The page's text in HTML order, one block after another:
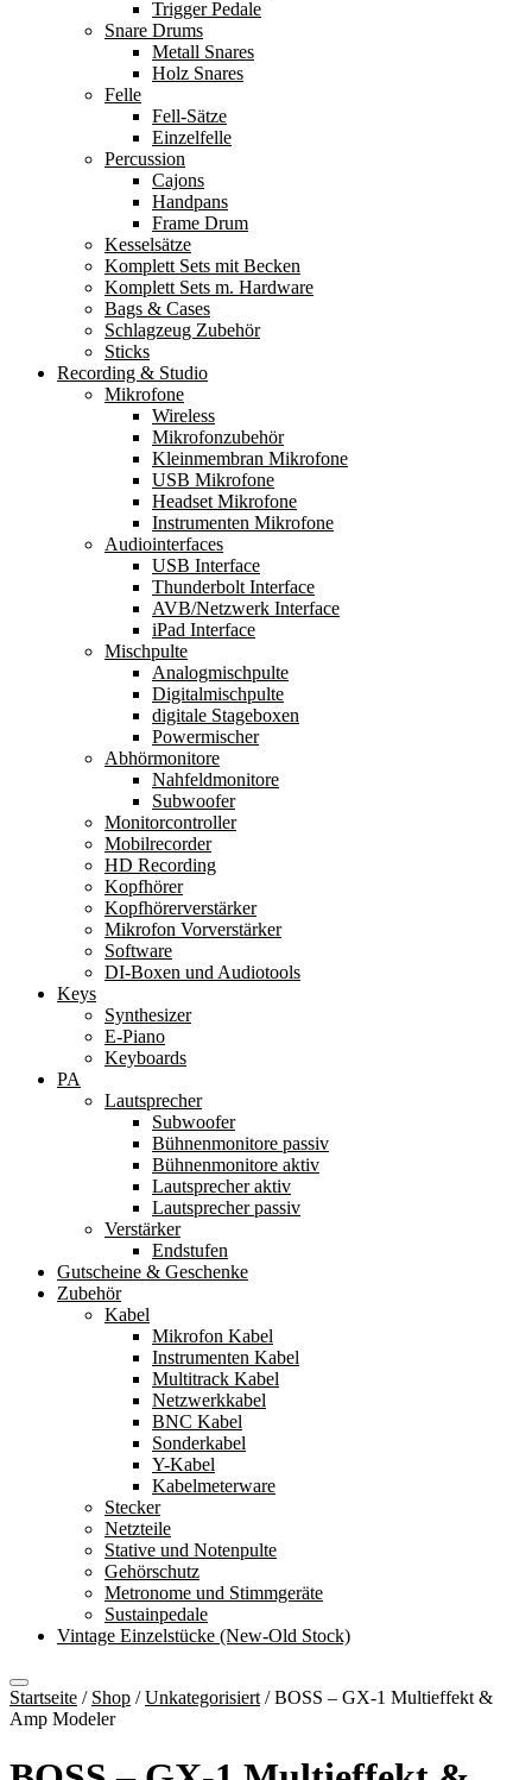
Trigger Pedale
Snare Drums
Metall Snares
Holz Snares
Felle
Fell-Sätze
Einzelfelle
Percussion
Cajons
Handpans
Frame Drum
Kesselsätze
Komplett Sets mit Becken
Komplett Sets m. Hardware
Bags & Cases
Schlagzeug Zubehör
Sticks
Recording & Studio
Mikrofone
Wireless
Mikrofonzubehör
Kleinmembran Mikrofone
USB Mikrofone
Headset Mikrofone
Instrumenten Mikrofone
Audiointerfaces
USB Interface
Thunderbolt Interface
AVB/Netzwerk Interface
iPad Interface
Mischpulte
Analogmischpulte
Digitalmischpulte
digitale Stageboxen
Powermischer
Abhörmonitore
Nahfeldmonitore
Subwoofer
Monitorcontroller
Mobilrecorder
HD Recording
Kopfhörer
Kopfhörerverstärker
Mikrofon Vorverstärker
Software
DI-Boxen und Audiotools
Keys
Synthesizer
E-Piano
Keyboards
PA
Lautsprecher
Subwoofer
Bühnenmonitore passiv
Bühnenmonitore aktiv
Lautsprecher aktiv
Lautsprecher passiv
Verstärker
Endstufen
Gutscheine & Geschenke
Zubehör
Kabel
Mikrofon Kabel
Instrumenten Kabel
Multitrack Kabel
Netzwerkkabel
BNC Kabel
Sonderkabel
Y-Kabel
Kabelmeterware
Stecker
Netzteile
Stative und Notenpulte
Gehörschutz
Metronome und Stimmgeräte
Sustainpedale
Vintage Einzelstücke (New-Old Stock)
Startseite / Shop /Unkategorisiert /BOSS – GX-1 Multieffekt &
Amp Modeler